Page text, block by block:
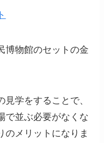
博物館のセットの金
学をすることで、
で並ぶ必要がなくな
のメリットになりま